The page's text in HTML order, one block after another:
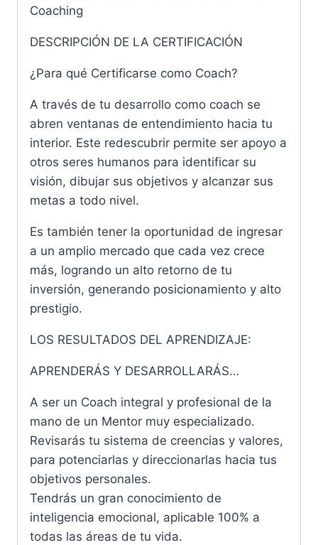
Coaching
DESCRIPCIÓN DE LA CERTIFICACIÓN
¿Para qué Certificarse como Coach?
A través de tu desarrollo como coach se
abren ventanas de entendimiento hacia tu
interior. Este redescubrir permite ser apoyo a
otros seres humanos para identificar su
visión, dibujar sus objetivos y alcanzar sus
metas a todo nivel.
Es también tener la oportunidad de ingresar
a un amplio mercado que cada vez crece
más, logrando un alto retorno de tu
inversión, generando posicionamiento y alto
prestigio.
LOS RESULTADOS DEL APRENDIZAJE:
APRENDERÁS Y DESARROLLARÁS…
A ser un Coach integral y profesional de la
mano de un Mentor muy especializado.
Revisarás tu sistema de creencias y valores,
para potenciarlas y direccionarlas hacia tus
objetivos personales.
Tendrás un gran conocimiento de
inteligencia emocional, aplicable 100% a
todas las áreas de tu vida.